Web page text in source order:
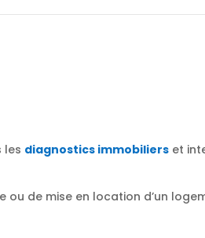
les diagnostics immobiliers et
de mise en location d’un